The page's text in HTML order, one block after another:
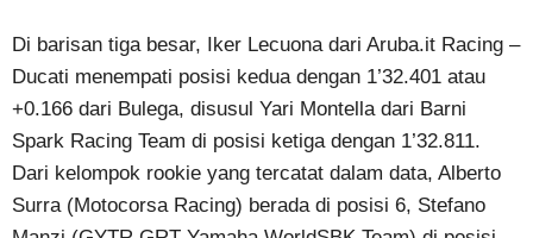
Di barisan tiga besar, Iker Lecuona dari Aruba.it Racing –
Ducati menempati posisi kedua dengan 1’32.401 atau
+0.166 dari Bulega, disusul Yari Montella dari Barni
Spark Racing Team di posisi ketiga dengan 1’32.811.
Dari kelompok rookie yang tercatat dalam data, Alberto
Surra (Motocorsa Racing) berada di posisi 6, Stefano